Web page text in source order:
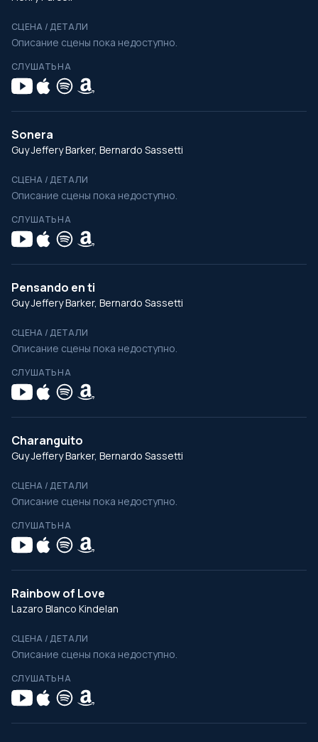
СЦЕНА / ДЕТАЛИ
Описание сцены пока недоступно.
СЛУШАТЬ НА
Sonera
Guy Jeffery Barker, Bernardo Sassetti
СЦЕНА / ДЕТАЛИ
Описание сцены пока недоступно.
СЛУШАТЬ НА
Pensando en ti
Guy Jeffery Barker, Bernardo Sassetti
СЦЕНА / ДЕТАЛИ
Описание сцены пока недоступно.
СЛУШАТЬ НА
Charanguito
Guy Jeffery Barker, Bernardo Sassetti
СЦЕНА / ДЕТАЛИ
Описание сцены пока недоступно.
СЛУШАТЬ НА
Rainbow of Love
Lazaro Blanco Kindelan
СЦЕНА / ДЕТАЛИ
Описание сцены пока недоступно.
СЛУШАТЬ НА